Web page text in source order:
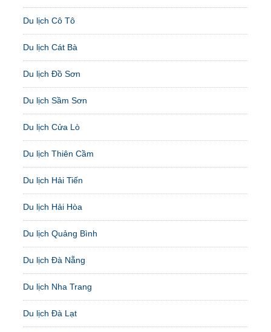
Du lịch Cô Tô
Du lịch Cát Bà
Du lịch Đồ Sơn
Du lịch Sầm Sơn
Du lịch Cửa Lò
Du lịch Thiên Cầm
Du lịch Hải Tiến
Du lịch Hải Hòa
Du lịch Quảng Bình
Du lịch Đà Nẵng
Du lịch Nha Trang
Du lịch Đà Lạt